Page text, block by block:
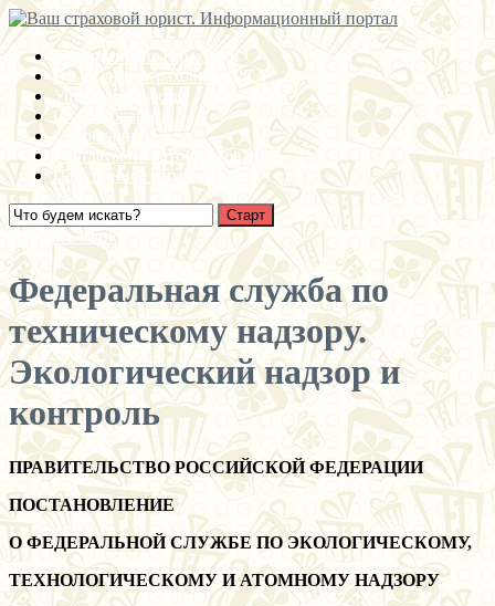
Медицинские страховки
Взыскание страховки с РСА
Ущерб имуществу
О страховании
Суброгация
Выплаты по автострахованию
Пенсионное страхование
Открыть меню
Федеральная служба по
техническому надзору.
Экологический надзор и
контроль
ПРАВИТЕЛЬСТВО РОССИЙСКОЙ ФЕДЕРАЦИИ
ПОСТАНОВЛЕНИЕ
О ФЕДЕРАЛЬНОЙ СЛУЖБЕ ПО ЭКОЛОГИЧЕСКОМУ,
ТЕХНОЛОГИЧЕСКОМУ И АТОМНОМУ НАДЗОРУ